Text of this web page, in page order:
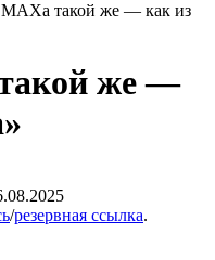
такой же — как из
же —
/резервная ссылка.